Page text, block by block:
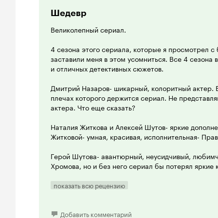
Очень примечательно выписана личность
сыгранного Дмитрием Назаровым. Так уж
правило, подаются на нашем экране как сложные,
прост и в этом. При всей его видимой
«философский» взгляд на многие вещи, он
говоря, чаще всего не ждут и не жалуют,
Я приветствую также отсутствие
присутствие элементов мистики практически в
Хромов остается твердо стоять на ногах,
зерна от плевел, то есть человеком с
Они не порочат прорицателей, шаманов и «иже с
возможность альтернативы и зритель вправе
Шедевр
Великолепный сериал.
4 сезона этого сериала, которые я просмотрел
заставили меня в этом усомниться. Все 4
и отличных детективных сюжетов.
Дмитрий Назаров- шикарный, колоритный актер.
плечах которого держится сериал. Не
актера. Что еще сказать?
Наталия Житкова и Алексей Шутов- яркие
Житковой- умная, красивая, исполнительная-
Герой Шутова- авантюрный, неусидчивый,
Хромова, но и без него сериал бы потерял яркие
Постоянно из сезона в сезон переходят два
показать всю рецензию
Добавить комментарий